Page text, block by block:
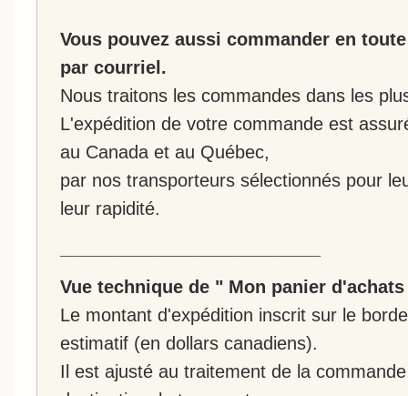
Vous pouvez aussi commander en
par courriel.
Nous traitons les commandes dans les
L'expédition de votre commande est
au Canada et au Québec,
par nos transporteurs sélectionnés pour
leur rapidité.
Vue technique de " Mon panier
Le montant d'expédition inscrit sur le
estimatif (en dollars canadiens).
Il est ajusté au traitement de la